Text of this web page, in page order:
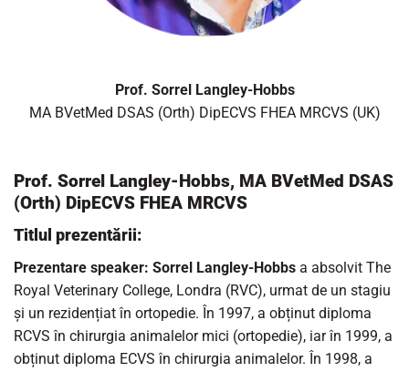
Prof. Sorrel Langley-Hobbs
MA BVetMed DSAS (Orth) DipECVS FHEA MRCVS (UK)
Prof. Sorrel Langley-Hobbs, MA BVetMed DSAS
(Orth) DipECVS FHEA MRCVS
Titlul prezentării:
Prezentare speaker: Sorrel Langley-Hobbs a absolvit The
Royal Veterinary College, Londra (RVC), urmat de un stagiu
și un rezidențiat în ortopedie. În 1997, a obținut diploma
RCVS în chirurgia animalelor mici (ortopedie), iar în 1999, a
obținut diploma ECVS în chirurgia animalelor. În 1998, a